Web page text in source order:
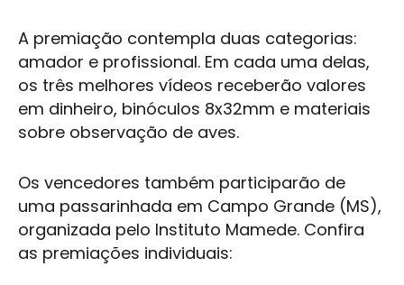
A premiação contempla duas categorias:
amador e profissional. Em cada uma delas,
os três melhores vídeos receberão valores
em dinheiro, binóculos 8x32mm e materiais
sobre observação de aves.
Os vencedores também participarão de
uma passarinhada em Campo Grande (MS),
organizada pelo Instituto Mamede. Confira
as premiações individuais: